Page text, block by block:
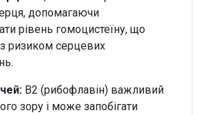
допомагаючи
рівень гомоцистеїну, що
ризиком серцевих
B2 (рибофлавін) важливий
зору і може запобігати